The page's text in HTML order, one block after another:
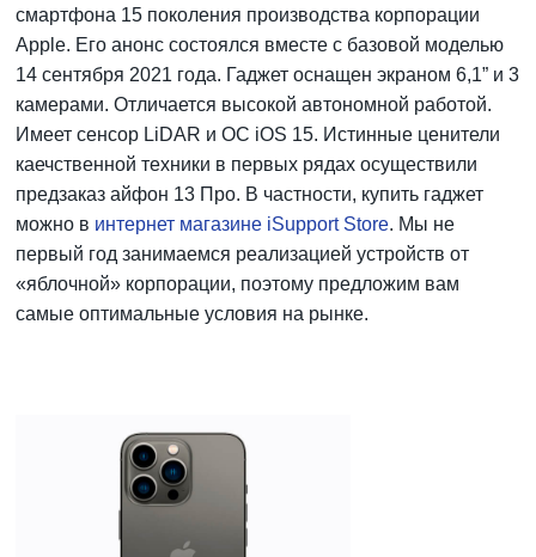
смартфона 15 поколения производства корпорации
Apple. Его анонс состоялся вместе с базовой моделью
14 сентября 2021 года. Гаджет оснащен экраном 6,1” и 3
камерами. Отличается высокой автономной работой.
Имеет сенсор LiDAR и ОС iOS 15. Истинные ценители
каечственной техники в первых рядах осуществили
предзаказ айфон 13 Про. В частности, купить гаджет
можно в интернет магазине iSupport Store. Мы не
первый год занимаемся реализацией устройств от
«яблочной» корпорации, поэтому предложим вам
самые оптимальные условия на рынке.